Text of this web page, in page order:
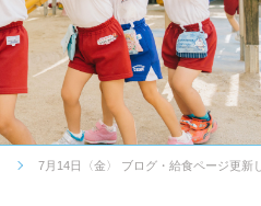
7月14日〈金〉 ブログ・給食ページ更新